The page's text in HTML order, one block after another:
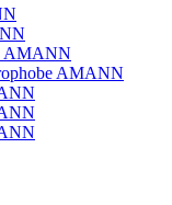
AMANN
AMANN